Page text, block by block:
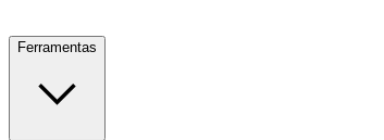
Ferramentas